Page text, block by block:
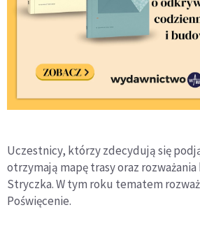
Uczestnicy, którzy zdecydują się
otrzymają mapę trasy oraz rozważania
Stryczka. W tym roku tematem
Poświęcenie.